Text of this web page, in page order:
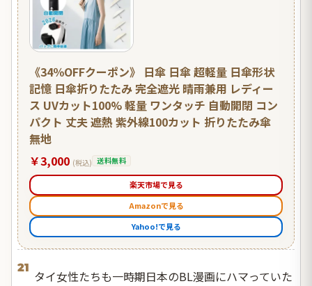
《34％OFFクーポン》 日傘 日傘 超軽量 日傘形状
記憶 日傘折りたたみ 完全遮光 晴雨兼用 レディー
ス UVカット100% 軽量 ワンタッチ 自動開閉 コン
パクト 丈夫 遮熱 紫外線100カット 折りたたみ傘
無地
￥3,000 (税込) 送料無料
楽天市場で見る
Amazonで見る
Yahoo!で見る
21
タイ女性たちも一時期日本のBL漫画にハマっていた